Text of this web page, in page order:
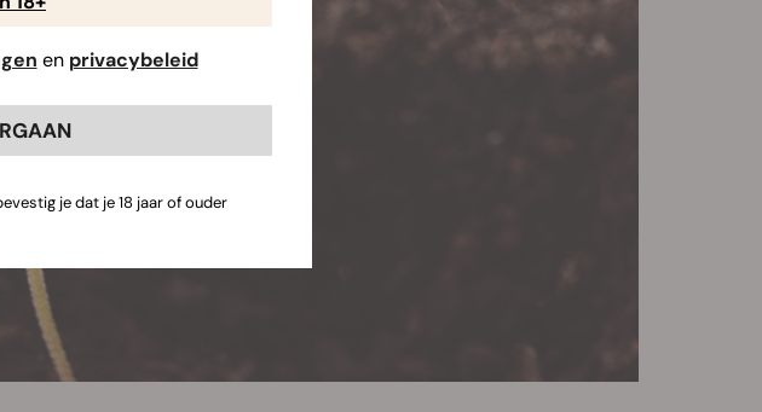
en privacybeleid
je dat je 18 jaar of ouder